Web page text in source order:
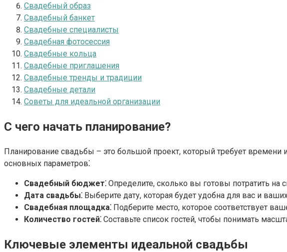
Свадебный образ
Свадебный банкет
Свадебные специалисты
Свадебная фотосессия
Свадебные кольца
Свадебные приглашения
Свадебные тренды и традиции
Свадебные детали
Советы для идеальной организации
С чего начать планирование?
Планирование свадьбы – это большой проект, который требует времени
основных параметров⁚
Свадебный бюджет⁚ Определите, сколько вы готовы потратить
Дата свадьбы⁚ Выберите дату, которая будет удобна для вас и
Свадебная площадка⁚ Подберите место, которое соответствует
Количество гостей⁚ Составьте список гостей, чтобы понимать
Ключевые элементы идеальной свадьбы